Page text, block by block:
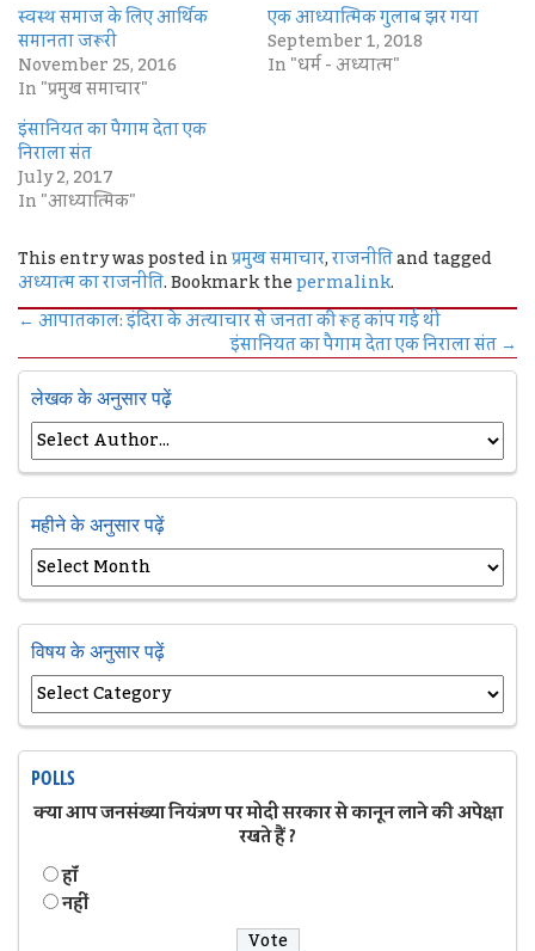
स्वस्थ समाज के लिए आर्थिक
समानता जरूरी
November 25, 2016
In "प्रमुख समाचार"
एक आध्यात्मिक गुलाब झर गया
September 1, 2018
In "धर्म - अध्यात्म"
इंसानियत का पैगाम देता एक
निराला संत
July 2, 2017
In "आध्यात्मिक"
This entry was posted inप्रमुख समाचार,राजनीतिand tagged
अध्यात्म का राजनीति. Bookmark thepermalink.
←आपातकाल: इंदिरा के अत्‍याचार से जनता की रूह कांप गई थी
इंसानियत का पैगाम देता एक निराला संत→
लेखक के अनुसार पढ़ें
महीने के अनुसार पढ़ें
विषय के अनुसार पढ़ें
POLLS
क्या आप जनसंख्या नियंत्रण पर मोदी सरकार से कानून लाने की अपेक्षा
रखते हैं ?
हॉं
नहीं